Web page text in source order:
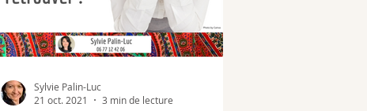
Sylvie Palin-Luc
21 oct. 2021
3 min de lecture